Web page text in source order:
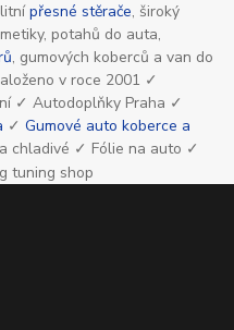
přesné stěrače, široký
potahů do auta,
, gumových koberců a van do
v roce 2001 ✓
✓ Autodoplňky Praha ✓
✓Gumové auto koberce a
a chladivé ✓ Fólie na auto ✓